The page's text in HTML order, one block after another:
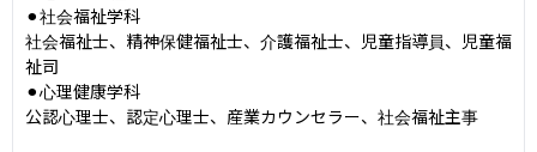
⚫︎社会福祉学科
社会福祉士、精神保健福祉士、介護福祉士、児童指導員、児童福
祉司
⚫︎心理健康学科
公認心理士、認定心理士、産業カウンセラー、社会福祉主事